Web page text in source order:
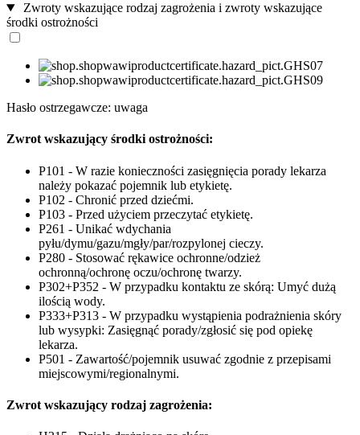
Zwroty wskazujące rodzaj zagrożenia i zwroty wskazujące
środki ostrożności
Hasło ostrzegawcze: uwaga
Zwrot wskazujący środki ostrożności:
P101 - W razie konieczności zasięgnięcia porady lekarza
należy pokazać pojemnik lub etykietę.
P102 - Chronić przed dziećmi.
P103 - Przed użyciem przeczytać etykietę.
P261 - Unikać wdychania
pyłu/dymu/gazu/mgły/par/rozpylonej cieczy.
P280 - Stosować rękawice ochronne/odzież
ochronną/ochronę oczu/ochronę twarzy.
P302+P352 - W przypadku kontaktu ze skórą: Umyć dużą
ilością wody.
P333+P313 - W przypadku wystąpienia podrażnienia skóry
lub wysypki: Zasięgnąć porady/zgłosić się pod opiekę
lekarza.
P501 - Zawartość/pojemnik usuwać zgodnie z przepisami
miejscowymi/regionalnymi.
Zwrot wskazujący rodzaj zagrożenia: